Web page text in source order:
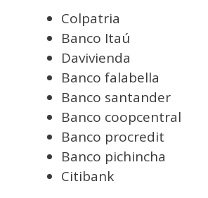
Colpatria
Banco Itaú
Davivienda
Banco falabella
Banco santander
Banco coopcentral
Banco procredit
Banco pichincha
Citibank